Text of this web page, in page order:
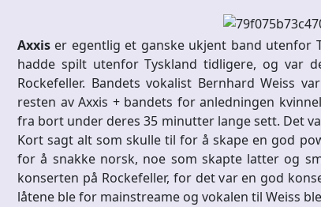
Axxis er egentlig et ganske ukjent band utenfor
hadde spilt utenfor Tyskland tidligere, og var
Rockefeller. Bandets vokalist Bernhard Weiss
resten av Axxis + bandets for anledningen
fra bort under deres 35 minutter lange sett. Det
Kort sagt alt som skulle til for å skape en god
for å snakke norsk, noe som skapte latter og
konserten på Rockefeller, for det var en god
låtene ble for mainstreame og vokalen til Weiss